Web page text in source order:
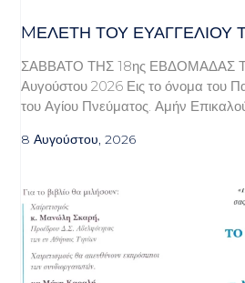
MΕΛΈΤΗ ΤΟΥ ΕΥΑΓΓΕΛΊΟΥ
ΣΑΒΒΑΤΟ ΤΗΣ 18ης ΕΒΔΟΜΑΔΑΣ
Αυγούστου 2026 Εις το όνομα του
του Αγίου Πνεύματος. Αμήν
8 Αυγούστου, 2026